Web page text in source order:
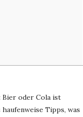
Bier oder Cola ist
Tipps, was